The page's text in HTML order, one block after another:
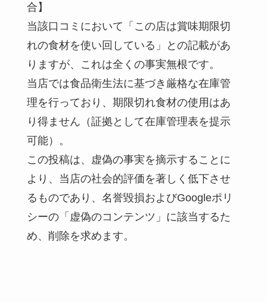
合】
当該口コミにおいて「この店は賞味期限切
れの食材を使い回している」との記載があ
りますが、これは全くの事実無根です。
当店では食品衛生法に基づき厳格な在庫管
理を行っており、期限切れ食材の使用はあ
り得ません（証拠として在庫管理表を提示
可能）。
この投稿は、虚偽の事実を摘示することに
より、当店の社会的評価を著しく低下させ
るものであり、名誉毀損およびGoogleポリ
シーの「虚偽のコンテンツ」に該当するた
め、削除を求めます。